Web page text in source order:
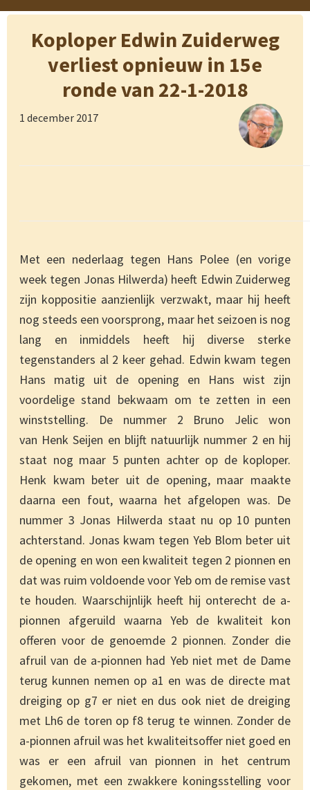
Koploper Edwin Zuiderweg
verliest opnieuw in 15e
ronde van 22-1-2018
1 december 2017
Met een nederlaag tegen Hans Polee (en vorige
week tegen Jonas Hilwerda) heeft Edwin Zuiderweg
zijn koppositie aanzienlijk verzwakt, maar hij heeft
nog steeds een voorsprong, maar het seizoen is nog
lang en inmiddels heeft hij diverse sterke
tegenstanders al 2 keer gehad. Edwin kwam tegen
Hans matig uit de opening en Hans wist zijn
voordelige stand bekwaam om te zetten in een
winststelling. De nummer 2 Bruno Jelic won
van Henk Seijen en blijft natuurlijk nummer 2 en hij
staat nog maar 5 punten achter op de koploper.
Henk kwam beter uit de opening, maar maakte
daarna een fout, waarna het afgelopen was. De
nummer 3 Jonas Hilwerda staat nu op 10 punten
achterstand. Jonas kwam tegen Yeb Blom beter uit
de opening en won een kwaliteit tegen 2 pionnen en
dat was ruim voldoende voor Yeb om de remise vast
te houden. Waarschijnlijk heeft hij onterecht de a-
pionnen afgeruild waarna Yeb de kwaliteit kon
offeren voor de genoemde 2 pionnen. Zonder die
afruil van de a-pionnen had Yeb niet met de Dame
terug kunnen nemen op a1 en was de directe mat
dreiging op g7 er niet en dus ook niet de dreiging
met Lh6 de toren op f8 terug te winnen. Zonder de
a-pionnen afruil was het kwaliteitsoffer niet goed en
was er een afruil van pionnen in het centrum
gekomen, met een zwakkere koningsstelling voor